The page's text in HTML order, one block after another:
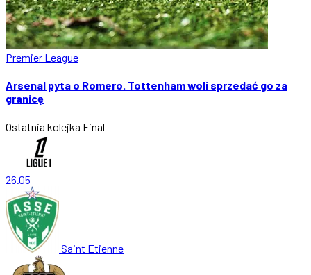
Premier League
Arsenal pyta o Romero. Tottenham woli sprzedać go za
granicę
Ostatnia kolejka Final
26.05
Saint Etienne